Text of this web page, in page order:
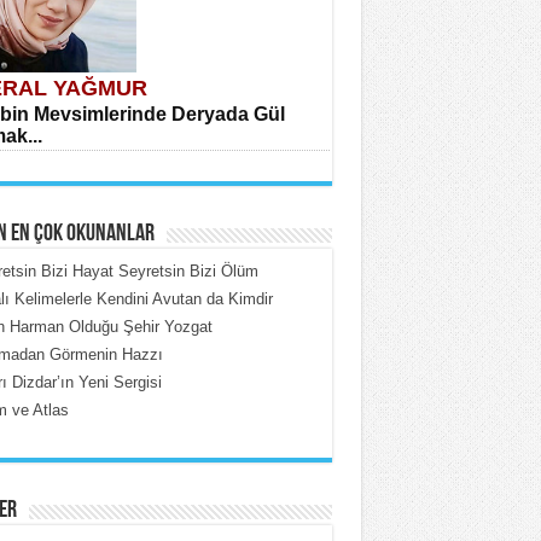
YAĞMUR
Mevsimlerinde Deryada Gül
ÇOBAN
Put Dışardaki Maskeler...
EN ÇOK OKUNANLAR
Bizi Hayat Seyretsin Bizi Ölüm
Kelimelerle Kendini Avutan da Kimdir
Harman Olduğu Şehir Yozgat
Görmenin Hazzı
Dizdar’ın Yeni Sergisi
ve Atlas